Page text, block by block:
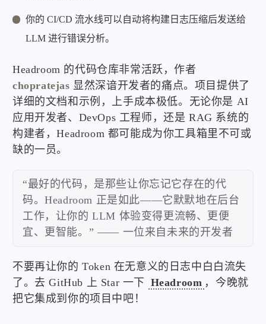
你的 CI/CD 流水线可以自动将构建日志压缩后发送给
LLM 进行错误分析。
Headroom 的代码仓库非常活跃，作者
chopratejas 显然深谙开发者的痛点。项目提供了
详细的文档和示例，上手成本极低。无论你是 AI
应用开发者、DevOps 工程师，还是 RAG 系统的
构建者，Headroom 都可能成为你工具箱里不可或
缺的一员。
“最好的代码，是那些让你忘记它存在的代
码。Headroom 正是如此——它默默地在后台
工作，让你的 LLM 体验变得更流畅、更便
宜、更智能。” —— 一位来自未来的开发者
不要再让你的 Token 在无意义的日志中白白流失
了。去 GitHub 上 Star 一下
Headroom ，今晚就
把它集成到你的项目中吧！